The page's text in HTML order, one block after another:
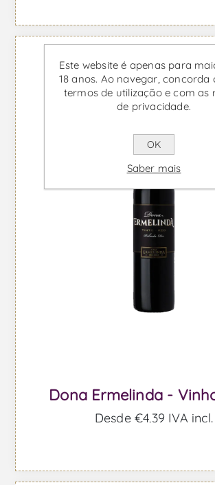
Dona Ermelinda -
Desde €4,39 IVA incl.
Este website é apenas para
18 anos. Ao navegar, concorda
termos de utilização e com as
de privacidade.
OK
Saber mais